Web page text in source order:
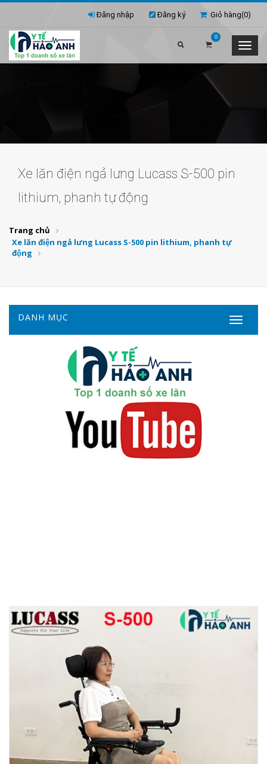
Giỏ hàng(0)
Đăng nhập Đăng ký
0
Xe lăn điện ngả lưng Lucass S-500 pin
lithium, phanh tự động
Trang chủ
Xe lăn điện ngả lưng Lucass S-500 pin lithium, phanh tự
động
DANH MỤC